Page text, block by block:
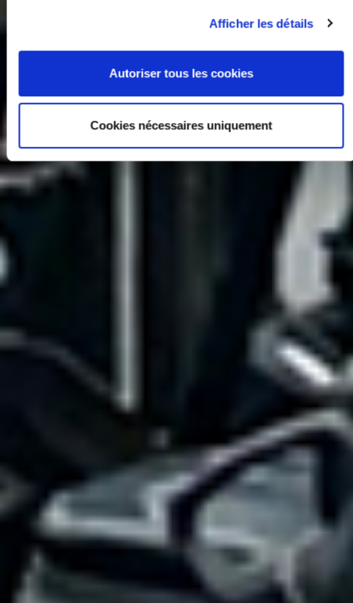
Afficher les détails
Autoriser tous les cookies
Cookies nécessaires uniquement